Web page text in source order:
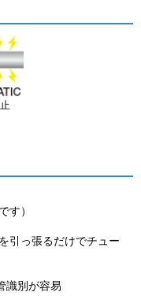
す）
引っ張るだけでチュー
識別が容易